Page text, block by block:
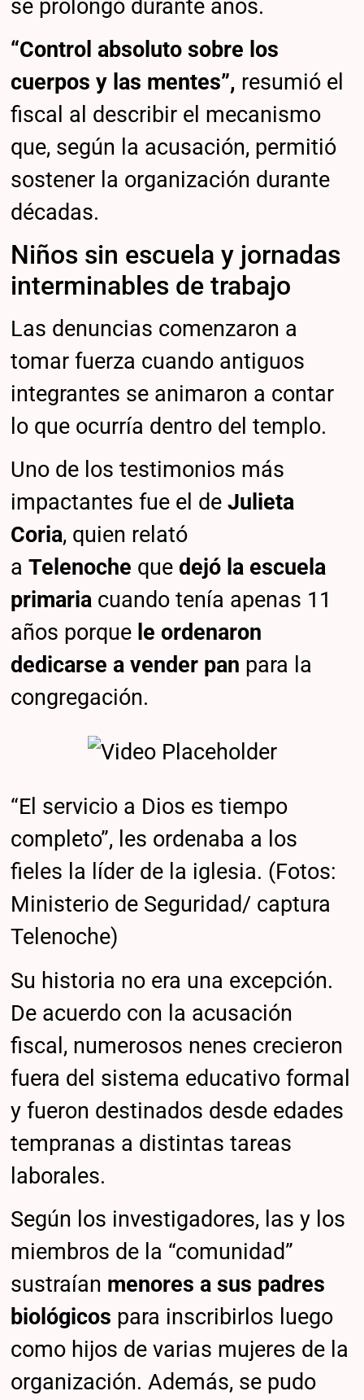
se prolongó durante años.
“Control absoluto sobre los
cuerpos y las mentes”, resumió el
fiscal al describir el mecanismo
que, según la acusación, permitió
sostener la organización durante
décadas.
Niños sin escuela y jornadas
interminables de trabajo
Las denuncias comenzaron a
tomar fuerza cuando antiguos
integrantes se animaron a contar
lo que ocurría dentro del templo.
Uno de los testimonios más
impactantes fue el deJulieta
Coria, quien relató
aTelenoche quedejó la escuela
primaria cuando tenía apenas 11
años porque le ordenaron
dedicarse a vender pan para la
congregación.
“El servicio a Dios es tiempo
completo”, les ordenaba a los
fieles la líder de la iglesia. (Fotos:
Ministerio de Seguridad/ captura
Telenoche)
Su historia no era una excepción.
De acuerdo con la acusación
fiscal, numerosos nenes crecieron
fuera del sistema educativo formal
y fueron destinados desde edades
tempranas a distintas tareas
laborales.
Según los investigadores, las y los
miembros de la “comunidad”
sustraían menores a sus padres
biológicos para inscribirlos luego
como hijos de varias mujeres de la
organización. Además, se pudo